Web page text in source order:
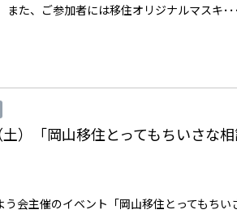
また、ご参加者には移住オリジナルマスキ･･･
）「岡山移住とってもちいさな
会主催のイベント「岡山移住とってもちい